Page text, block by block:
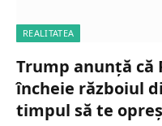
REALITATEA
Trump anunță
încheie războiul
timpul să te